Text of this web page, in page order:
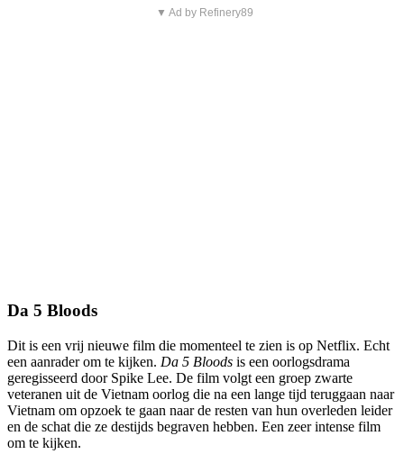
▼ Ad by Refinery89
Da 5 Bloods
Dit is een vrij nieuwe film die momenteel te zien is op Netflix. Echt
een aanrader om te kijken. Da 5 Bloods is een oorlogsdrama
geregisseerd door Spike Lee. De film volgt een groep zwarte
veteranen uit de Vietnam oorlog die na een lange tijd teruggaan naar
Vietnam om opzoek te gaan naar de resten van hun overleden leider
en de schat die ze destijds begraven hebben. Een zeer intense film
om te kijken.